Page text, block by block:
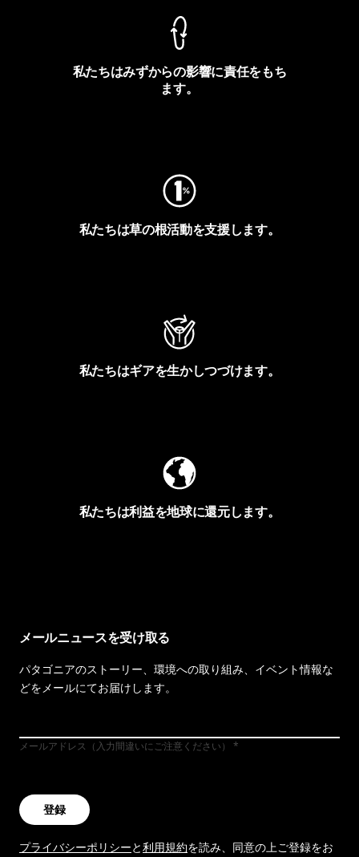
私たちはみずからの影響に責任をもち
ます。
私たちは草の根活動を支援します。
私たちはギアを生かしつづけます。
私たちは利益を地球に還元します。
メールニュースを受け取る
パタゴニアのストーリー、環境への取り組み、イベント情報な
どをメールにてお届けします。
メールアドレス（入力間違いにご注意ください）
登録
プライバシーポリシーと利用規約を読み、同意の上ご登録をお